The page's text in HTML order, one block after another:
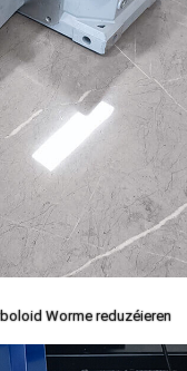
Worme reduzéieren